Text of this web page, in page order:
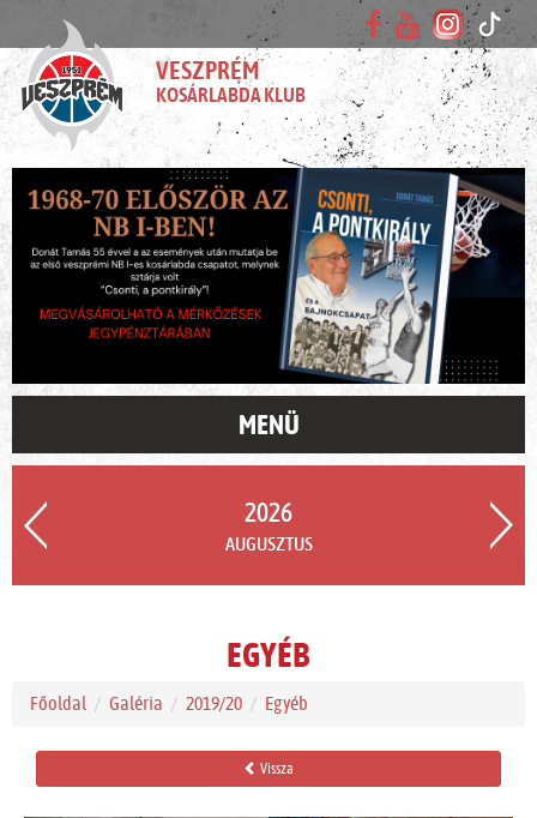
VESZPRÉM
KOSÁRLABDA KLUB
MENÜ
2026
AUGUSZTUS
EGYÉB
Főoldal Galéria 2019/20 Egyéb
Vissza